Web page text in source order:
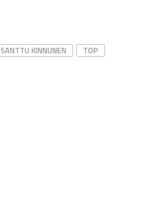
SANTTU KINNUNEN
TOP